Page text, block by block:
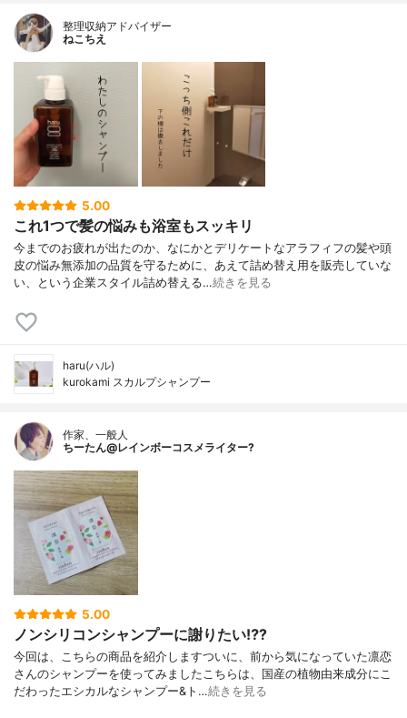
整理収納アドバイザー
ねこちえ
5.00
これ1つで髪の悩みも浴室もスッキリ
今までのお疲れが出たのか、なにかとデリケートなアラフィフの髪や頭
皮の悩み無添加の品質を守るために、あえて詰め替え用を販売していな
い、という企業スタイル詰め替える…続きを見る
haru(ハル)
kurokami スカルプシャンプー
作家、一般人
ちーたん@レインボーコスメライター?
5.00
ノンシリコンシャンプーに謝りたい⁉️?
今回は、こちらの商品を紹介しますついに、前から気になっていた凛恋
さんのシャンプーを使ってみましたこちらは、国産の植物由来成分にこ
だわったエシカルなシャンプー&ト…続きを見る